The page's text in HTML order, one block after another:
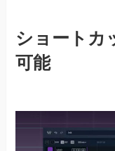
ショートカ
可能